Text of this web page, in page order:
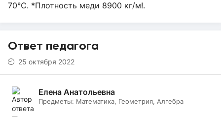
70℃. *Плотность меди 8900 кг/м!.
Ответ педагога
25 октября 2022
Елена Анатольевна
Предметы: Математика, Геометрия, Алгебра